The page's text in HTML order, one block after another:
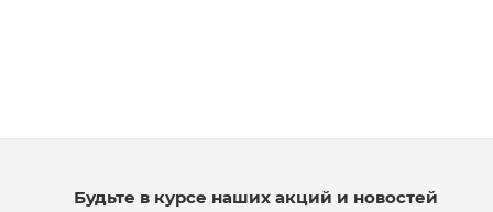
Будьте в курсе наших акций и новостей